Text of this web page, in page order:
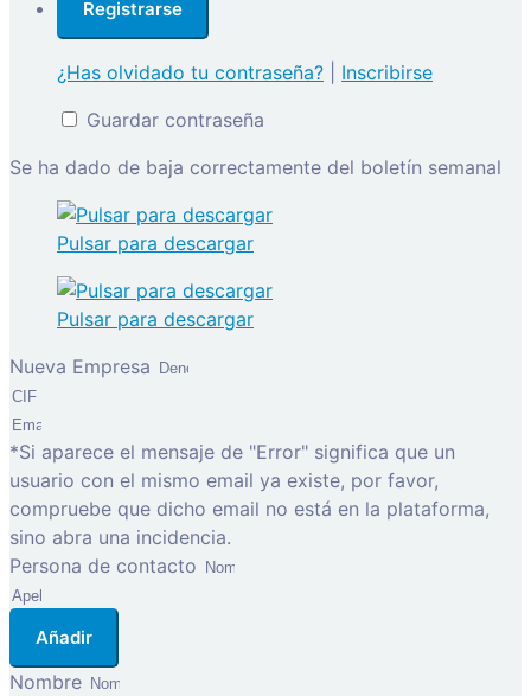
¿Has olvidado tu contraseña?
Inscribirse
Guardar contraseña
Se ha dado de baja correctamente del boletín semanal
Pulsar para descargar
Pulsar para descargar
Nueva Empresa
*Si aparece el mensaje de "Error" significa que un
usuario con el mismo email ya existe, por favor,
compruebe que dicho email no está en la plataforma,
sino abra una incidencia.
Persona de contacto
Añadir
Nombre